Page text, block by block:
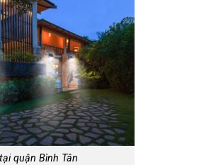
quận Bình Tân